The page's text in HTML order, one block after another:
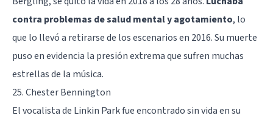
contra problemas de salud mental y agotamiento, lo
que lo llevó a retirarse de los escenarios en 2016. Su muerte
puso en evidencia la presión extrema que sufren muchas
estrellas de la música.
25. Chester Bennington
El vocalista de Linkin Park fue encontrado sin vida en su